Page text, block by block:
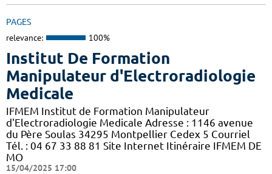
PAGES
relevance: 100%
Institut De Formation
Manipulateur d'Electroradiologie
Medicale
IFMEM Institut de Formation Manipulateur
d'Electroradiologie Medicale Adresse : 1146 avenue
du Père Soulas 34295 Montpellier Cedex 5 Courriel
Tél. : 04 67 33 88 81 Site Internet Itinéraire IFMEM DE
MO
15/04/2025 17:00